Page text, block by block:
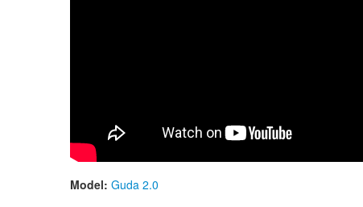
Model: Guda 2.0